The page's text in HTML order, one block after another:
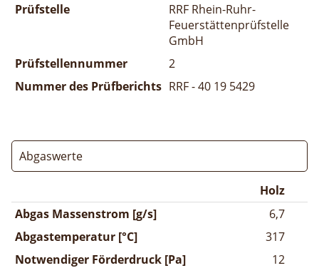
Prüfstelle
RRF Rhein-Ruhr-
Feuerstättenprüfstelle
GmbH
Prüfstellennummer
2
Nummer des Prüfberichts RRF - 40 19 5429
Abgaswerte
Holz
Abgas Massenstrom [g/s]
6,7
Abgastemperatur [°C]
317
Notwendiger Förderdruck [Pa]
12